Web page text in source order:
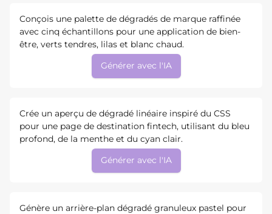
Conçois une palette de dégradés de marque raffinée
avec cinq échantillons pour une application de bien-
être, verts tendres, lilas et blanc chaud.
Générer avec l'IA
Crée un aperçu de dégradé linéaire inspiré du CSS
pour une page de destination fintech, utilisant du bleu
profond, de la menthe et du cyan clair.
Générer avec l'IA
Génère un arrière-plan dégradé granuleux pastel pour